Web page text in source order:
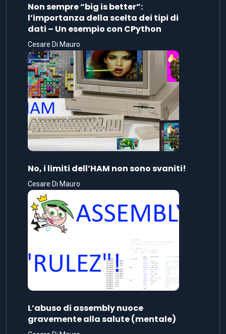
Non sempre “big is better”:
l’importanza della scelta dei tipi di
dati – Un esempio con CPython
Cesare Di Mauro
No, i limiti dell’HAM non sono svaniti!
Cesare Di Mauro
L’abuso di assembly nuoce
gravemente alla salute (mentale)